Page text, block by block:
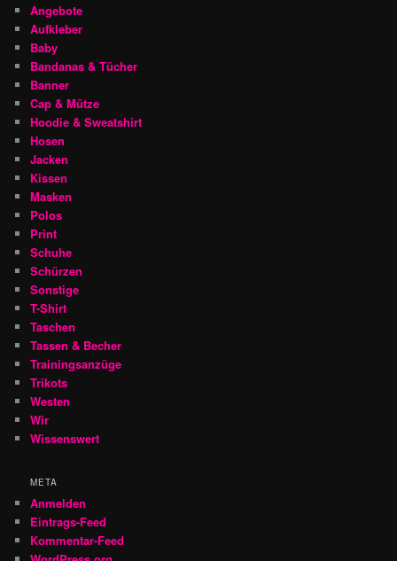
Angebote
Aufkleber
Baby
Bandanas & Tücher
Banner
Cap & Mütze
Hoodie & Sweatshirt
Hosen
Jacken
Kissen
Masken
Polos
Print
Schuhe
Schürzen
Sonstige
T-Shirt
Taschen
Tassen & Becher
Trainingsanzüge
Trikots
Westen
Wir
Wissenswert
META
Anmelden
Eintrags-Feed
Kommentar-Feed